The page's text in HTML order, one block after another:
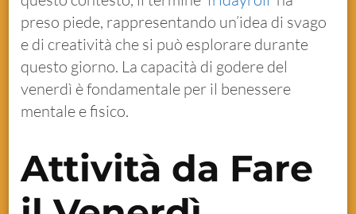
preso piede, rappresentando un’idea di svago
e di creatività che si può esplorare durante
questo giorno. La capacità di godere del
venerdì è fondamentale per il benessere
mentale e fisico.
Attività da Fare